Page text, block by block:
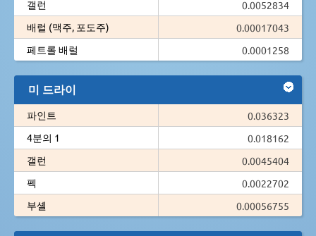
갤런
0.0052834
배럴 (맥주, 포도주)
0.00017043
페트롤 배럴
0.0001258
미 드라이
파인트
0.036323
4분의 1
0.018162
갤런
0.0045404
펙
0.0022702
부셸
0.00056755